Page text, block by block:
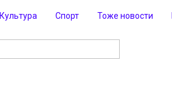
Культура Спорт Тоже новости